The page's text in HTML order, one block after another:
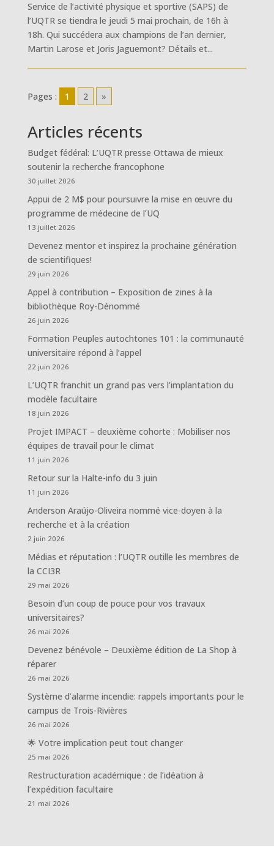
Service de l’activité physique et sportive (SAPS) de
l’UQTR se tiendra le jeudi 5 mai prochain, de 16h à
18h. Qui succédera aux champions de l’an dernier,
Martin Larose et Joris Jaguemont? Détails et...
Pages : 1 2 »
Articles récents
Budget fédéral: L’UQTR presse Ottawa de mieux
soutenir la recherche francophone
30 juillet 2026
Appui de 2 M$ pour poursuivre la mise en œuvre du
programme de médecine de l’UQ
13 juillet 2026
Devenez mentor et inspirez la prochaine génération
de scientifiques!
29 juin 2026
Appel à contribution – Exposition de zines à la
bibliothèque Roy-Dénommé
26 juin 2026
Formation Peuples autochtones 101 : la communauté
universitaire répond à l’appel
22 juin 2026
L’UQTR franchit un grand pas vers l’implantation du
modèle facultaire
18 juin 2026
Projet IMPACT – deuxième cohorte : Mobiliser nos
équipes de travail pour le climat
11 juin 2026
Retour sur la Halte-info du 3 juin
11 juin 2026
Anderson Araújo-Oliveira nommé vice-doyen à la
recherche et à la création
2 juin 2026
Médias et réputation : l’UQTR outille les membres de
la CCI3R
29 mai 2026
Besoin d’un coup de pouce pour vos travaux
universitaires?
26 mai 2026
Devenez bénévole – Deuxième édition de La Shop à
réparer
26 mai 2026
Système d’alarme incendie: rappels importants pour le
campus de Trois-Rivières
26 mai 2026
🌟 Votre implication peut tout changer
25 mai 2026
Restructuration académique : de l’idéation à
l’expédition facultaire
21 mai 2026